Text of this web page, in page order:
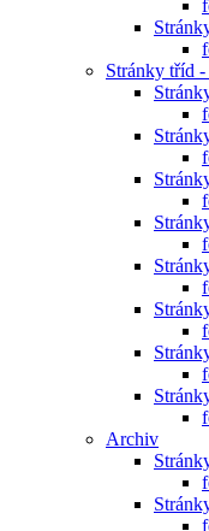
Stránky tříd -
Archiv